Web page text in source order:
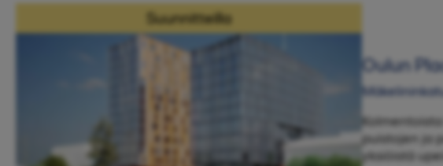
Suunnitteilla
Oulun
puistojen ja
yksiöistä